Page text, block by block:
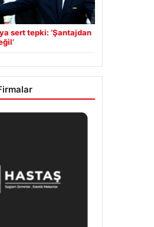
sert tepki: ‘Şantajdan